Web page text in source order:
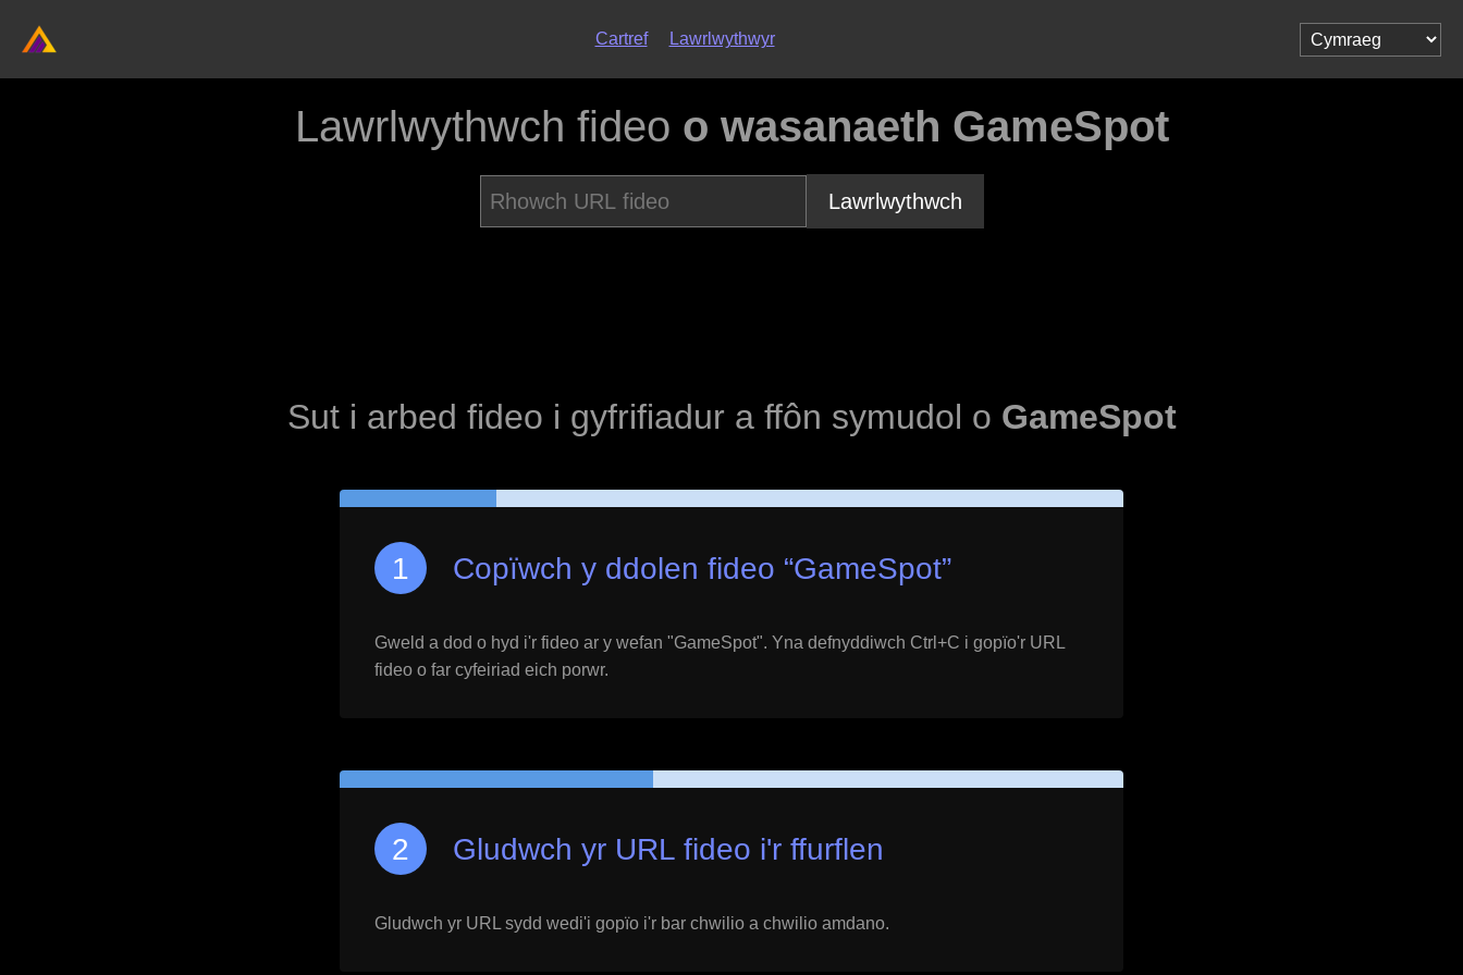
Cartref Lawrlwythwyr
Lawrlwythwch fideo o wasanaeth GameSpot
Lawrlwythwch
Sut i arbed fideo i gyfrifiadur a ffôn symudol o GameSpot
Copïwch y ddolen fideo “GameSpot”
Gweld a dod o hyd i'r fideo ar y wefan "GameSpot". Yna defnyddiwch Ctrl+C i gopïo'r URL
fideo o far cyfeiriad eich porwr.
Gludwch yr URL fideo i'r ffurflen
Gludwch yr URL sydd wedi'i gopïo i'r bar chwilio a chwilio amdano.